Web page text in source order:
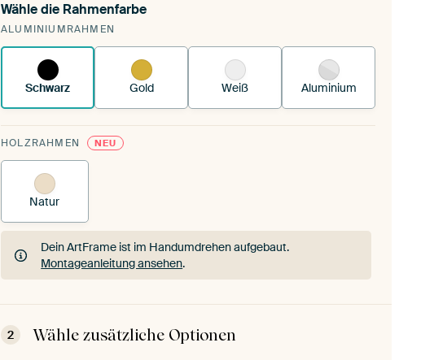
Du spannst einen wechselbaren Textiltuch in deinen
vorhandenen ArtFrame™.
Wähle die Rahmenfarbe
ALUMINIUMRAHMEN
Schwarz Gold Weiß Aluminium
HOLZRAHMEN NEU
Natur
Dein ArtFrame ist im Handumdrehen aufgebaut.
Montageanleitung ansehen.
Dein ArtFrame ist im Handumdrehen aufgebaut.
2
Wähle zusätzliche Optionen